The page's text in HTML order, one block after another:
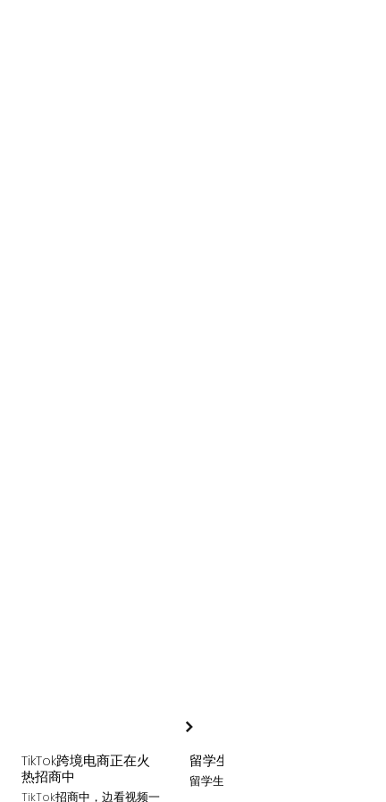
TikTok跨境电商正在火
热招商中
TikTok招商中，边看视频一
留学生贷款
留学生贷款专业平台